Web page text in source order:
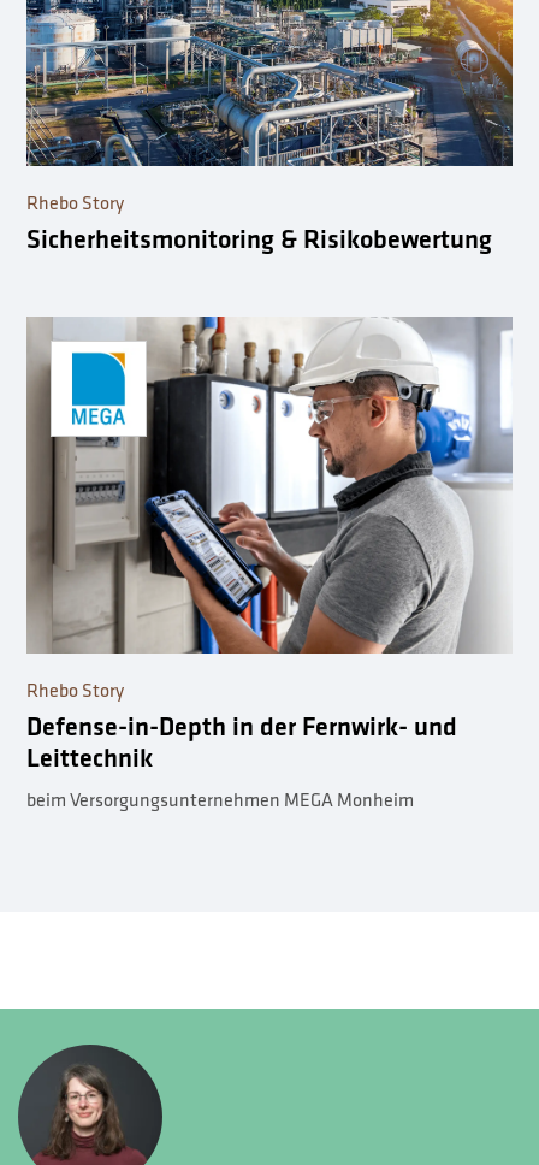
Rhebo Story
Sicherheitsmonitoring & Risikobewertung
Rhebo Story
Defense-in-Depth in der Fernwirk- und
Leittechnik
beim Versorgungsunternehmen MEGA Monheim